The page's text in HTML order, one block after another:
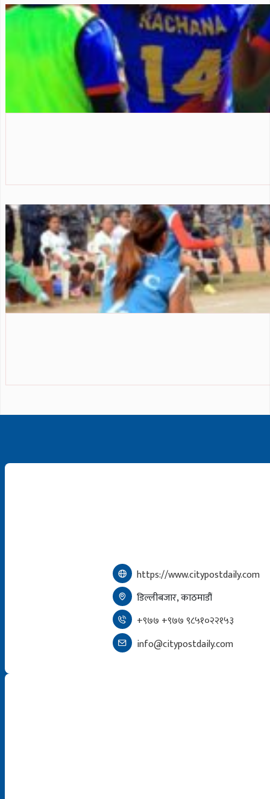
https://www.citypostdaily.com
डिल्लीबजार, काठमाडौं
+९७७ +९७७ ९८५१०२२१५३
info@citypostdaily.com